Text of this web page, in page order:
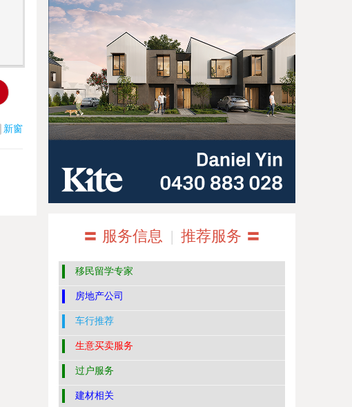
新窗
〓 服务信息 | 推荐服务 〓
移民留学专家
房地产公司
车行推荐
生意买卖服务
过户服务
建材相关